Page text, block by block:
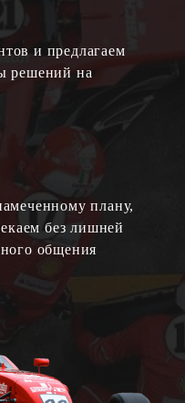
и предлагаем
решений на
плану,
без лишней
общения